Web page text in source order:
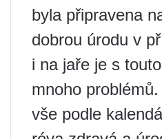
byla připravena
dobrou úrodu v
i na jaře je s
mnoho
vše podle